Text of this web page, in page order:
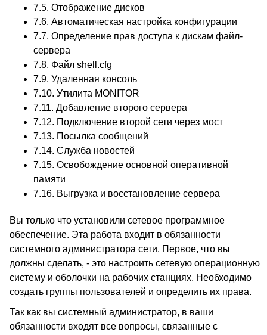
7.5. Отображение дисков
7.6. Автоматическая настройка конфигурации
7.7. Определение прав доступа к дискам файл-
сервера
7.8. Файл shell.cfg
7.9. Удаленная консоль
7.10. Утилита MONITOR
7.11. Добавление второго сервера
7.12. Подключение второй сети через мост
7.13. Посылка сообщений
7.14. Служба новостей
7.15. Освобождение основной оперативной
памяти
7.16. Выгрузка и восстановление сервера
Вы только что установили сетевое программное
обеспечение. Эта работа входит в обязанности
системного администратора сети. Первое, что вы
должны сделать, - это настроить сетевую операционную
систему и оболочки на рабочих станциях. Необходимо
создать группы пользователей и определить их права.
Так как вы системный администратор, в ваши
обязанности входят все вопросы, связанные с